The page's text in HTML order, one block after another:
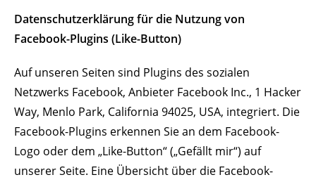
Datenschutzerklärung für die Nutzung von
Facebook-Plugins (Like-Button)
Auf unseren Seiten sind Plugins des sozialen
Netzwerks Facebook, Anbieter Facebook Inc., 1 Hacker
Way, Menlo Park, California 94025, USA, integriert. Die
Facebook-Plugins erkennen Sie an dem Facebook-
Logo oder dem „Like-Button“ („Gefällt mir“) auf
unserer Seite. Eine Übersicht über die Facebook-